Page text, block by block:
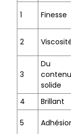
1 Finesse
2
3
Du
contenu
solide
4 Brillant
5